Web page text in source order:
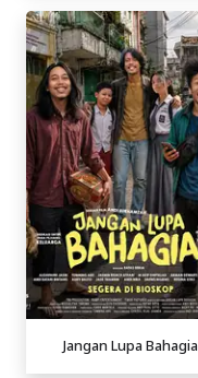
Jangan Lupa Bahagia